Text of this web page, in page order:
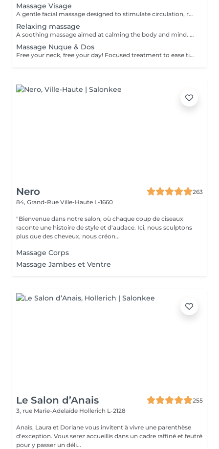
Massage Visage
A gentle facial massage designed to stimulate circulation, relax facial tension and enhance the natural glow of the skin. The treatment can help the face look fresher, more rested and more radiant. Result: relaxed facial features, improved skin freshness and a healthy glow. Recommended frequency: once a week or every 2 weeks.
Relaxing massage
A soothing massage aimed at calming the body and mind. Gentle, flowing movements help reduce stress, ease muscular tension and create a deep sense of relaxation. Result: improved well-being, reduced stress and a peaceful, rebalanced feeling. Recommended frequency: once a week or as often as needed for relaxation.
Massage Nuque & Dos
Free your neck, free your day! Focused treatment to ease tightness, tension headaches, and stiffness in the neck and shoulders. You work in the office, spending long hours at a desk or looking at screens. THIS MASSAGE IS FOR YOU! Restores movement and reduces pain.
Nero
263
84, Grand-Rue Ville-Haute L-1660
"Bienvenue dans notre salon, où chaque coup de ciseaux
raconte une histoire de style et d'audace. Ici, nous sculptons
plus que des cheveux, nous créon...
Massage Corps
Massage Jambes et Ventre
Le Salon d’Anais
255
3, rue Marie-Adelaïde Hollerich L-2128
Anais, Laura et Doriane vous invitent à vivre une parenthèse
d'exception. Vous serez accueillis dans un cadre raffiné et feutré
pour y passer un déli...